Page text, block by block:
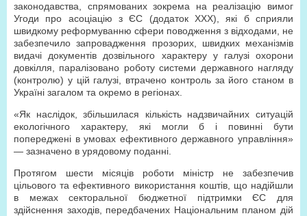
законодавства, спрямованих зокрема на реалізацію вимог
Угоди про асоціацію з ЄС (додаток ХХХ), які б сприяли
швидкому реформуванню сфери поводження з відходами, не
забезпечило запровадження прозорих, швидких механізмів
видачі документів дозвільного характеру у галузі охорони
довкілля, паралізовано роботу системи державного нагляду
(контролю) у цій галузі, втрачено контроль за його станом в
Україні загалом та окремо в регіонах.
«Як наслідок, збільшилася кількість надзвичайних ситуацій
екологічного характеру, які могли б і повинні бути
попереджені в умовах ефективного державного управління»
— зазначено в урядовому поданні.
Протягом шести місяців роботи міністр не забезпечив
цільового та ефективного використання коштів, що надійшли
в межах секторальної бюджетної підтримки ЄС для
здійснення заходів, передбачених Національним планом дій